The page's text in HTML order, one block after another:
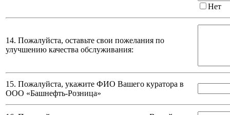
Нет
14. Пожалуйста, оставьте свои пожелания по
улучшению качества обслуживания:
15. Пожалуйста, укажите ФИО Вашего куратора в
ООО «Башнефть-Розница»